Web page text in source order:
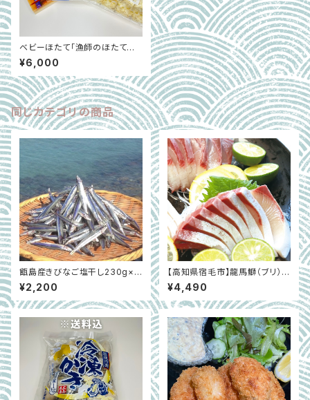
ベビーほたて「漁師のほたてセッ
ト」（ボイルほたて、ほたてフライ、
ほたて飯の素）｜青森県
¥6,000
同じカテゴリの商品
甑島産きびなご塩干し230g×2
袋 (6袋まで追加可能）｜鹿児
島県
¥2,200
【高知県宿毛市】龍馬鰤（ブリ）片
身分 2柵（約850g）
¥4,490